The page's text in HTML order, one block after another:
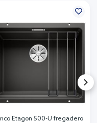
Etagon 500-U fregadero